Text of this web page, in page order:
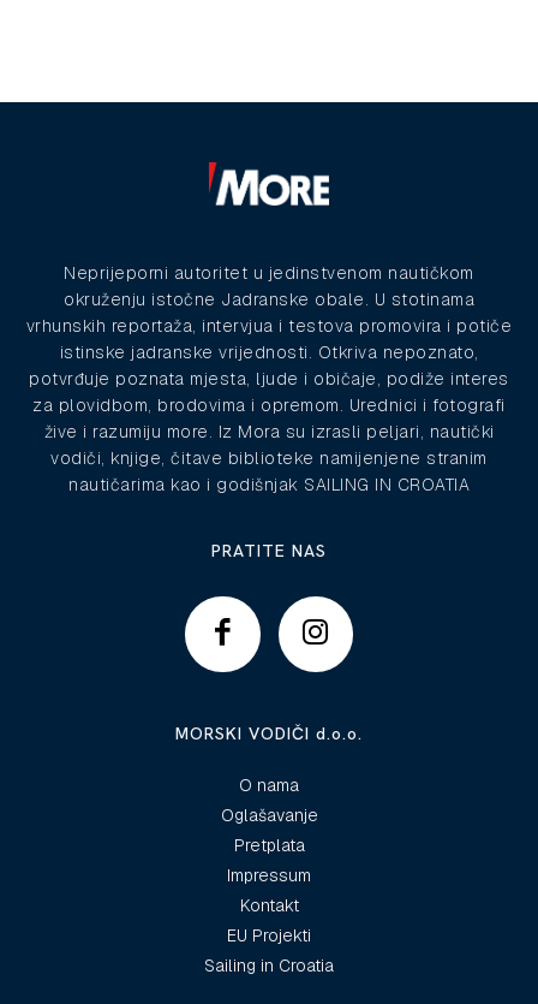
Neprijeporni autoritet u jedinstvenom nautičkom
okruženju istočne Jadranske obale. U stotinama
vrhunskih reportaža, intervjua i testova promovira i potiče
istinske jadranske vrijednosti. Otkriva nepoznato,
potvrđuje poznata mjesta, ljude i običaje, podiže interes
za plovidbom, brodovima i opremom. Urednici i fotografi
žive i razumiju more. Iz Mora su izrasli peljari, nautički
vodiči, knjige, čitave biblioteke namijenjene stranim
nautičarima kao i godišnjak SAILING IN CROATIA
PRATITE NAS
MORSKI VODIČI d.o.o.
O nama
Oglašavanje
Pretplata
Impressum
Kontakt
EU Projekti
Sailing in Croatia